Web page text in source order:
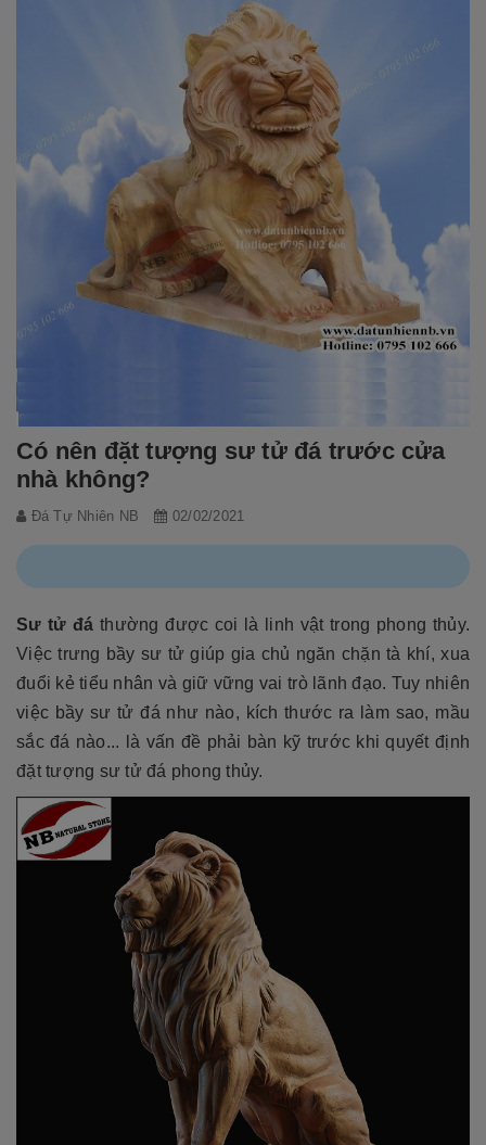
Có nên đặt tượng sư tử đá trước cửa
nhà không?
Đá Tự Nhiên NB 02/02/2021
Sư tử đá thường được coi là linh vật trong phong thủy.
Việc trưng bầy sư tử giúp gia chủ ngăn chặn tà khí, xua
đuổi kẻ tiểu nhân và giữ vững vai trò lãnh đạo. Tuy nhiên
việc bầy sư tử đá như nào, kích thước ra làm sao, mầu
sắc đá nào... là vấn đề phải bàn kỹ trước khi quyết định
đặt tượng sư tử đá phong thủy.